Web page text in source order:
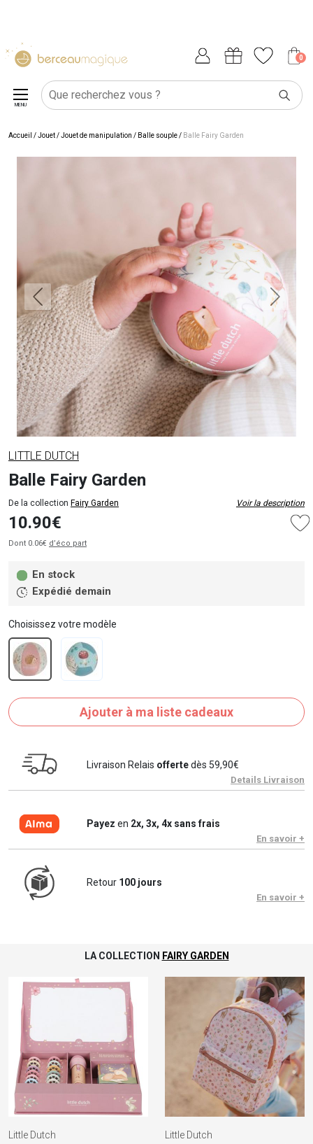
0
MENU
Accueil /Jouet/Jouet de manipulation / Balle souple/ Balle Fairy Garden
LITTLE DUTCH
Balle Fairy Garden
De la collection Fairy Garden Voir la description
10.90€
Dont 0.06€ d’éco part
En stock
Expédié demain
Choisissez votre modèle
Ajouter à ma liste cadeaux
Livraison Relais offertedès 59,90€
Details Livraison
Payez en 2x, 3x, 4x sans frais
En savoir +
Retour 100 jours
En savoir +
LA COLLECTION FAIRY GARDEN
Little Dutch
Little Dutch